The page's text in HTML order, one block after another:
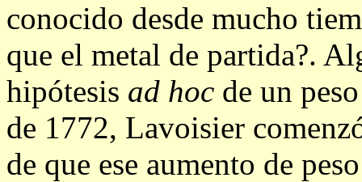
conocido desde mucho
que el metal de partida?.
hipótesis ad hoc de un
de 1772, Lavoisier
de que ese aumento de